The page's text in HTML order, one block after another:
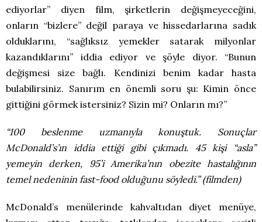
ediyorlar” diyen film, şirketlerin değişmeyeceğini,
onların “bizlere” değil paraya ve hissedarlarına sadık
olduklarını, “sağlıksız yemekler satarak milyonlar
kazandıklarını” iddia ediyor ve şöyle diyor. “Bunun
değişmesi size bağlı. Kendinizi benim kadar hasta
bulabilirsiniz. Sanırım en önemli soru şu: Kimin önce
gittiğini görmek istersiniz? Sizin mi? Onların mı?”
“100 beslenme uzmanıyla konuştuk. Sonuçlar
McDonald’s’ın iddia ettiği gibi çıkmadı. 45 kişi “asla”
yemeyin derken, 95’i Amerika’nın obezite hastalığının
temel nedeninin fast-food olduğunu söyledi.” (filmden)
McDonald’s menülerinde kahvaltıdan diyet menüye,